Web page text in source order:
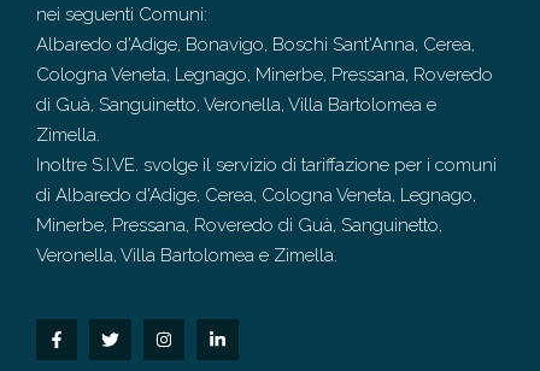
nei seguenti Comuni:
Albaredo d'Adige, Bonavigo, Boschi Sant'Anna, Cerea,
Cologna Veneta, Legnago, Minerbe, Pressana, Roveredo
di Guà, Sanguinetto, Veronella, Villa Bartolomea e
Zimella.
Inoltre S.I.VE. svolge il servizio di tariffazione per i comuni
di Albaredo d'Adige, Cerea, Cologna Veneta, Legnago,
Minerbe, Pressana, Roveredo di Guà, Sanguinetto,
Veronella, Villa Bartolomea e Zimella.